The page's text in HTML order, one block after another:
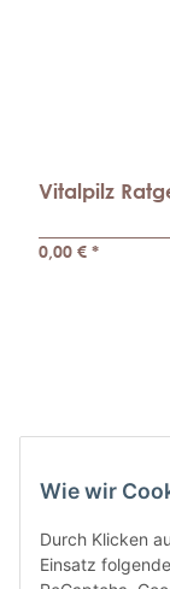
Vitalpilz
0,00 € *
Wie wir
Durch Klicken
Einsatz